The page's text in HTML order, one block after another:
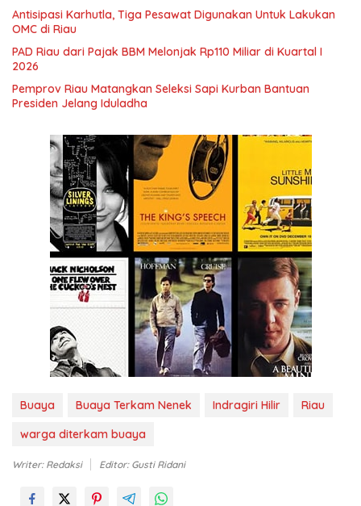
Antisipasi Karhutla, Tiga Pesawat Digunakan Untuk Lakukan
OMC di Riau
PAD Riau dari Pajak BBM Melonjak Rp110 Miliar di Kuartal I
2026
Pemprov Riau Matangkan Seleksi Sapi Kurban Bantuan
Presiden Jelang Iduladha
Buaya Buaya Terkam Nenek Indragiri Hilir
Riau
warga diterkam buaya
Writer: Redaksi Editor: Gusti Ridani